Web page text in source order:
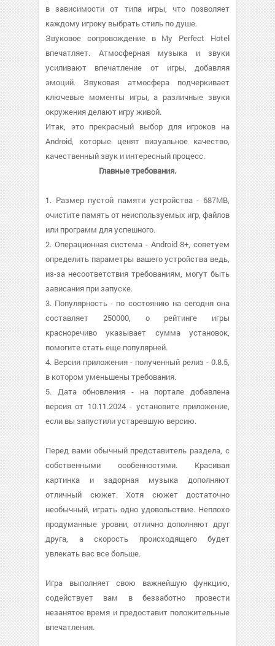
в зависимости от типа игры, что позволяет
каждому игроку выбрать стиль по душе.
Звуковое сопровождение в My Perfect Hotel
впечатляет. Атмосферная музыка и звуки
усиливают впечатление от игры, добавляя
эмоций. Звуковая атмосфера подчеркивает
ключевые моменты игры, а различные звуки
окружения делают игру живой.
Итак, это прекрасный выбор для игроков на
Android, которые ценят визуальное качество,
качественный звук и интересный процесс.
Главные требования.
1. Размер пустой памяти устройства - 687MB,
очистите память от неиспользуемых игр, файлов
или программ для успешного.
2. Операционная система - Android 8+, советуем
определить параметры вашего устройства ведь,
из-за несоответствия требованиям, могут быть
зависания при запуске.
3. Популярность - по состоянию на сегодня она
составляет 250000, о рейтинге игры
красноречиво указывает сумма установок,
помогите стать еще популярней.
4. Версия приложения - полученный релиз - 0.8.5,
в котором уменьшены требования.
5. Дата обновления - на портале добавлена
версия от 10.11.2024 - установите приложение,
если вы запустили устаревшую версию.
Перед вами обычный представитель раздела, с
собственными особенностями. Красивая
картинка и задорная музыка дополняют
отличный сюжет. Хотя сюжет достаточно
необычный, играть одно удовольствие. Неплохо
продуманные уровни, отлично дополняют друг
друга, а скорость происходящего будет
увлекать вас все больше.
Игра выполняет свою важнейшую функцию,
содействует вам в беззаботно провести
незанятое время и предоставит положительные
впечатления.